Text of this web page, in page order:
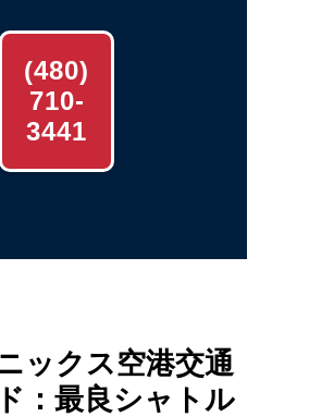
(480)
710-
3441
ックス空港交通
：最良シャトル